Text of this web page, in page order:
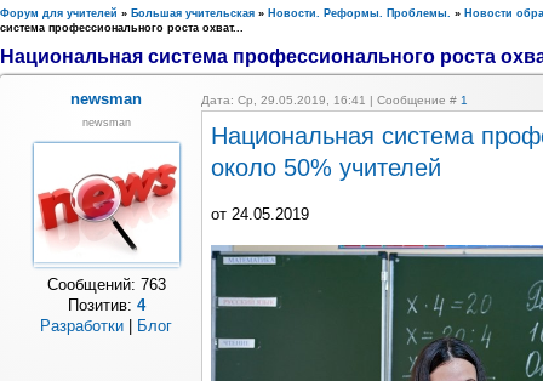
Форум для учителей » Большая учительская » Новости. Реформы. Проблемы. » Новости
система профессионального роста охват...
Национальная система профессионального роста
newsman Дата: Ср, 29.05.2019, 16:41 | Сообщение # 1
newsman
Сообщений: 763
Позитив: 4
Разработки
Блог
Национальная система
около 50% учителей
от 24.05.2019